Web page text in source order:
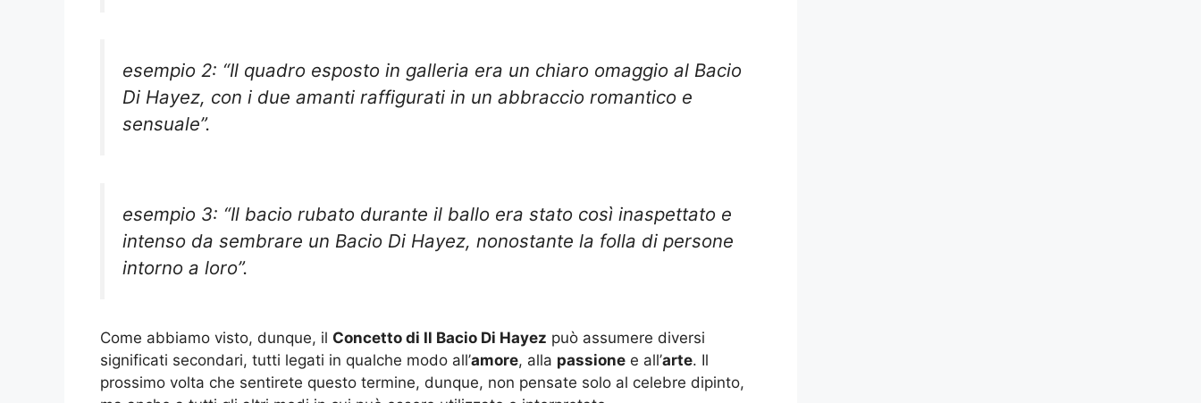
esempio 2: “Il quadro esposto in galleria era un chiaro omaggio al Bacio
Di Hayez, con i due amanti raffigurati in un abbraccio romantico e
sensuale”.
esempio 3: “Il bacio rubato durante il ballo era stato così inaspettato e
intenso da sembrare un Bacio Di Hayez, nonostante la folla di persone
intorno a loro”.
Come abbiamo visto, dunque, il Concetto di Il Bacio Di Hayez può assumere diversi
significati secondari, tutti legati in qualche modo all’amore, alla passione e all’arte. Il
prossimo volta che sentirete questo termine, dunque, non pensate solo al celebre dipinto,